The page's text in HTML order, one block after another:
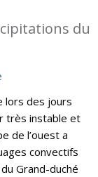
du
lors des jours
très instable et
de l’ouest a
convectifs
Grand-duché